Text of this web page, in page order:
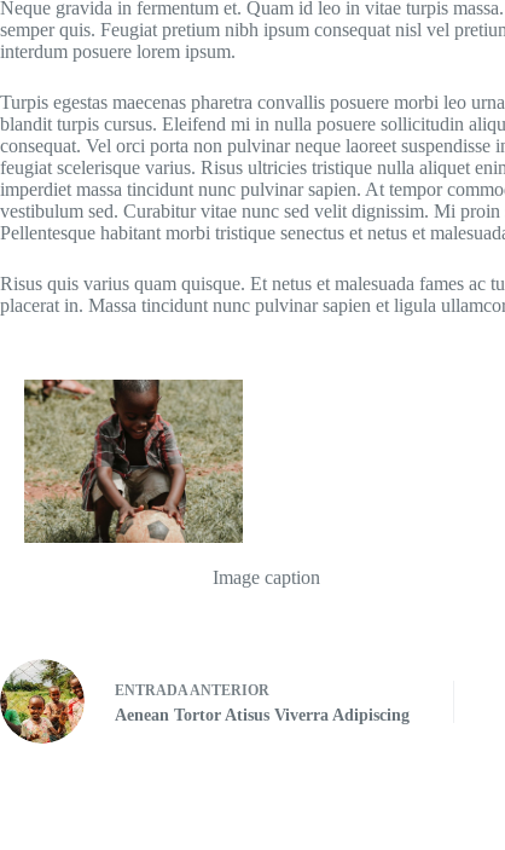
Neque gravida in fermentum et. Quam id leo in vitae turpis
semper quis. Feugiat pretium nibh ipsum consequat nisl vel
interdum posuere lorem ipsum.
Turpis egestas maecenas pharetra convallis posuere morbi leo
blandit turpis cursus. Eleifend mi in nulla posuere sollicitudin
consequat. Vel orci porta non pulvinar neque laoreet suspendisse
feugiat scelerisque varius. Risus ultricies tristique nulla aliquet
imperdiet massa tincidunt nunc pulvinar sapien. At tempor
vestibulum sed. Curabitur vitae nunc sed velit dignissim. Mi proin
Pellentesque habitant morbi tristique senectus et netus et
Risus quis varius quam quisque. Et netus et malesuada fames ac
placerat in. Massa tincidunt nunc pulvinar sapien et ligula
Image caption
ENTRADA ANTERIOR
Aenean Tortor Atisus Viverra Adipiscing